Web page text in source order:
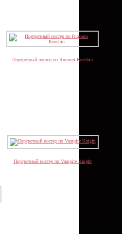
Портретный постер по Rurouni Kenshin
Портретный постер по Vampire Knight